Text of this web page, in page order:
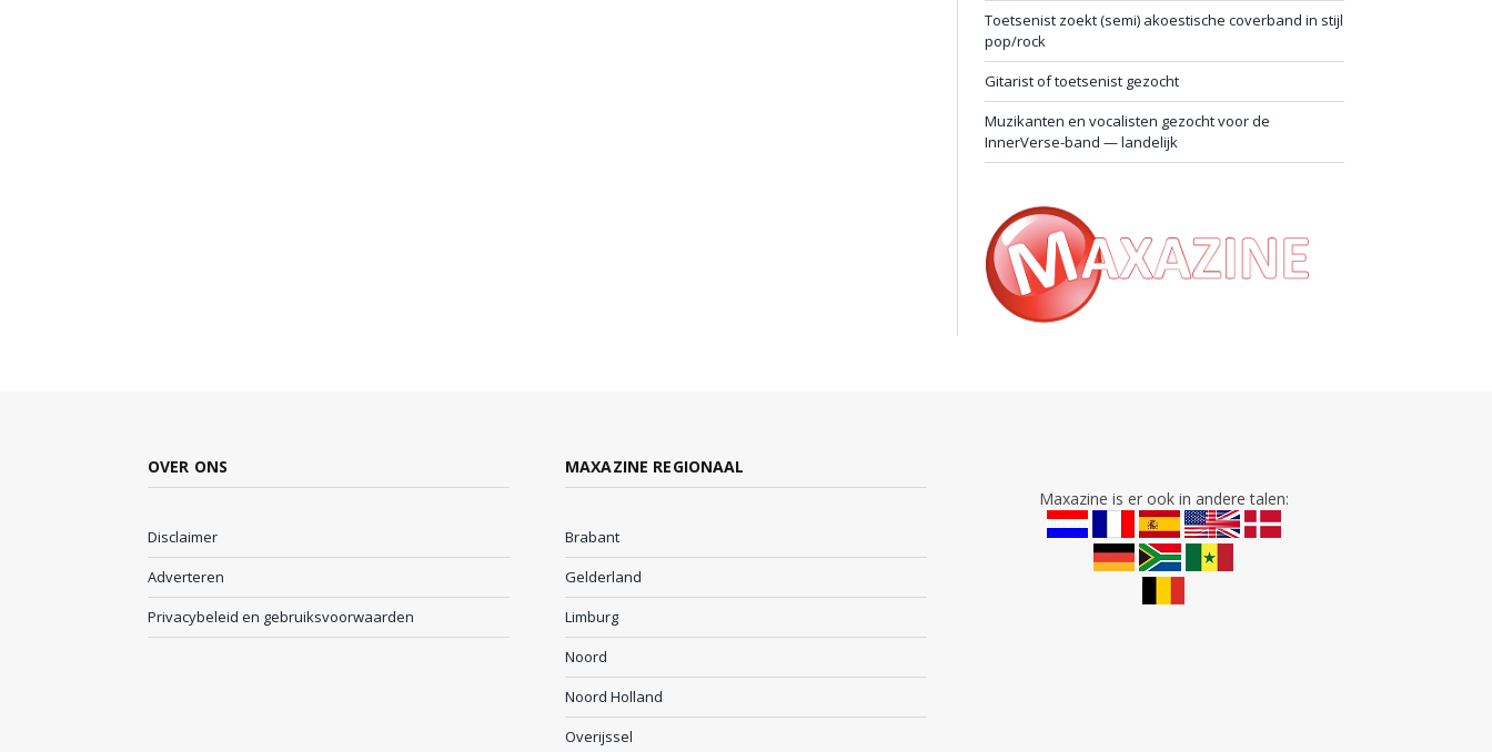
Toetsenist zoekt (semi) akoestische coverband in stijl
pop/rock
Gitarist of toetsenist gezocht
Muzikanten en vocalisten gezocht voor de
InnerVerse-band — landelijk
OVER ONS
Disclaimer
Adverteren
Privacybeleid en gebruiksvoorwaarden
MAXAZINE REGIONAAL
Brabant
Gelderland
Limburg
Noord
Noord Holland
Overijssel
Maxazine is er ook in andere talen: